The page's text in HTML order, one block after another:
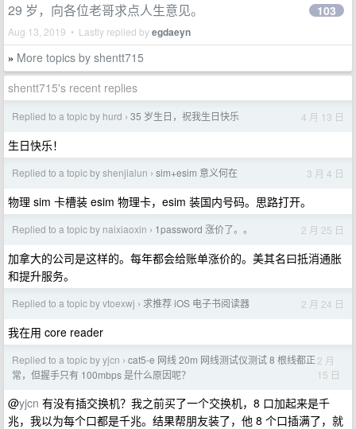
29 岁，向各位老哥求点人生意见。
Aug 13, 2019 • Lastly replied byegdaeyn
103
» More topics by shentt715
shentt715's recent replies
Replied to a topic by hurd › 35 岁生日，祝我生日快乐 4 月 13 日
生日快乐！
Replied to a topic by shenjialun › sim+esim 意义何在 3 月 4 日
物理 sim 卡槽装 esim 物理卡，esim 装国内号码。思路打开。
Replied to a topic by naixiaoxin › 1password 涨价了。。 2 月 25 日
加拿大的公司是这样的。每年都会给账单涨价的。美其名曰抵消通胀
和提升服务。
Replied to a topic by vtoexwj › 求推荐 iOS 电子书阅读器 2 月 24 日
我在用 core reader
Replied to a topic by yjcn › cat5-e 网线 20m 网线测试仪测试 8 根线都正
常，但握手只有 100mbps 是什么原因呢？
2 月
15 日
@yjcn 有没有插交换机？我之前买了一个交换机，8 口加起来是千
兆，我以为每个口都是千兆。结果帮朋友装了，他 8 个口插满了，就